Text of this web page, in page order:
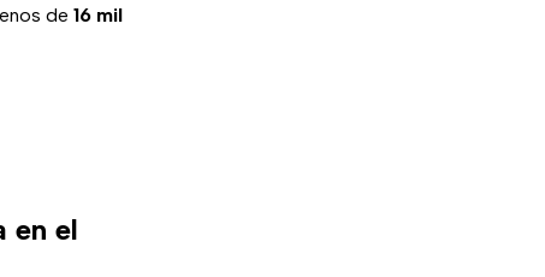
de 16 mil
en el